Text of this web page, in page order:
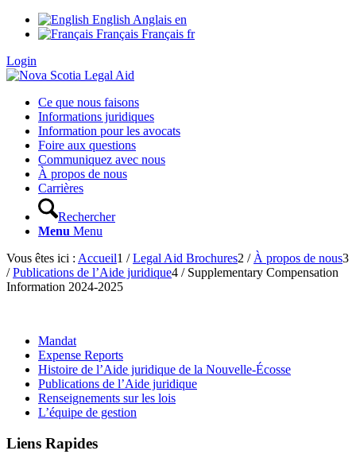
English Anglais en
Français Français fr
Login
Ce que nous faisons
Informations juridiques
Information pour les avocats
Foire aux questions
Communiquez avec nous
À propos de nous
Carrières
Rechercher
Menu Menu
Vous êtes ici : Accueil1 / Legal Aid Brochures2 / À propos de nous3
/ Publications de l’Aide juridique4 / Supplementary Compensation
Information 2024-2025
Mandat
Expense Reports
Histoire de l’Aide juridique de la Nouvelle-Écosse
Publications de l’Aide juridique
Renseignements sur les lois
L’équipe de gestion
Liens Rapides